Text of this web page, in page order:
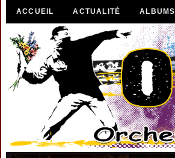
ACCUEIL ACTUALITÉ ALBUMS